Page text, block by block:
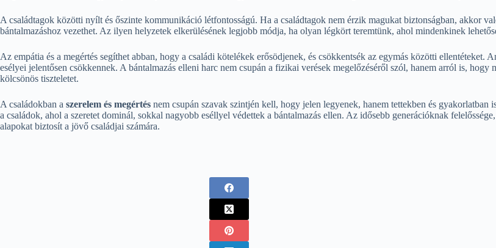
A családtagok közötti nyílt és őszinte kommunikáció létfontosságú. Ha a családtagok nem érzik magukat biztonságban, akkor
bántalmazáshoz vezethet. Az ilyen helyzetek elkerülésének legjobb módja, ha olyan légkört teremtünk, ahol mindenkinek
Az empátia és a megértés segíthet abban, hogy a családi kötelékek erősödjenek, és csökkentsék az egymás közötti ellentéteket.
esélyei jelentősen csökkennek. A bántalmazás elleni harc nem csupán a fizikai verések megelőzéséről szól, hanem arról is,
kölcsönös tiszteletet.
A családokban a szerelem és megértés nem csupán szavak szintjén kell, hogy jelen legyenek, hanem tettekben és
a családok, ahol a szeretet dominál, sokkal nagyobb eséllyel védettek a bántalmazás ellen. Az idősebb generációknak
alapokat biztosít a jövő családjai számára.